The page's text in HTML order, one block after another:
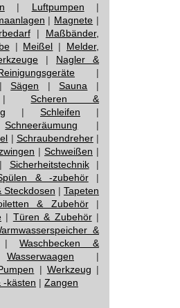
| Luftpumpen |
| Magnete |
| Maßbänder,
| Meißel | Melder,
| Nagler &
|
Sägen |Sauna |
Scheren &
| Schleifen |
Schneeräumung |
| Schraubendreher|
| Schweißen |
Sicherheitstechnik|
& -zubehör|
Steckdosen |Tapeten
& Zubehör|
| Türen & Zubehör|
&
Waschbecken &
Wasserwaagen |
| Werkzeug |
-kästen | Zangen